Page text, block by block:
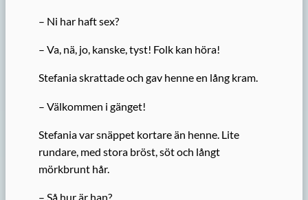
– Ni har haft sex?
– Va, nä, jo, kanske, tyst! Folk kan höra!
Stefania skrattade och gav henne en lång kram.
– Välkommen i gänget!
Stefania var snäppet kortare än henne. Lite
rundare, med stora bröst, söt och långt
mörkbrunt hår.
– Så hur är han?